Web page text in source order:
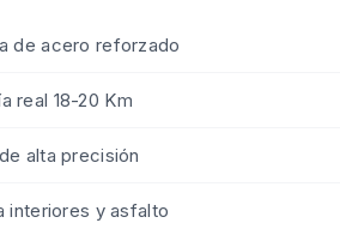
de acero reforzado
real 18-20 Km
alta precisión
interiores y asfalto